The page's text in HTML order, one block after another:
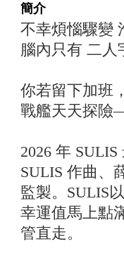
簡介
不幸煩惱驟變
腦內只有 二人
你若留下加班
戰艦天天探險
2026 年
SULIS 作曲、
監製。SULIS
幸運值馬上點
管直走。